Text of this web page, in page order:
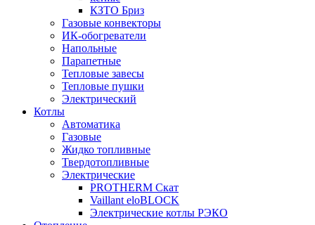
КЗТО Бриз
Газовые конвекторы
ИК-обогреватели
Напольные
Парапетные
Тепловые завесы
Тепловые пушки
Электрический
Котлы
Автоматика
Газовые
Жидко топливные
Твердотопливные
Электрические
PROTHERM Скат
Vaillant eloBLOCK
Электрические котлы РЭКО